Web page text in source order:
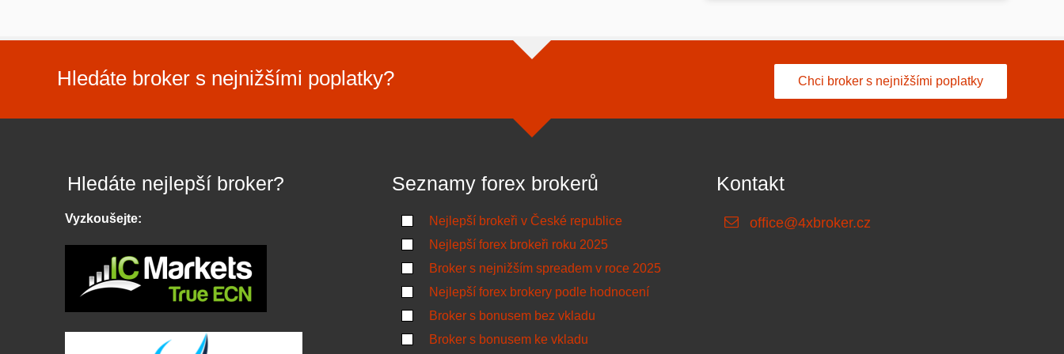
Hledáte broker s nejnižšími poplatky? Chci broker s nejnižšími poplatky
Hledáte nejlepší broker?
Vyzkoušejte:
Seznamy forex brokerů
Nejlepší brokeři v České republice
Nejlepší forex brokeři roku 2025
Broker s nejnižším spreadem v roce 2025
Nejlepší forex brokery podle hodnocení
Broker s bonusem bez vkladu
Broker s bonusem ke vkladu
Kontakt
office@4xbroker.cz